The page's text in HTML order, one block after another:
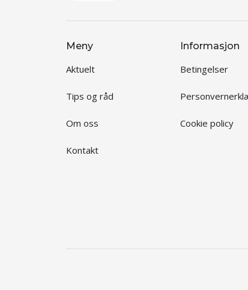
Meny
Aktuelt
Tips og råd
Om oss
Kontakt
Informasjon
Betingelser
Cookie policy